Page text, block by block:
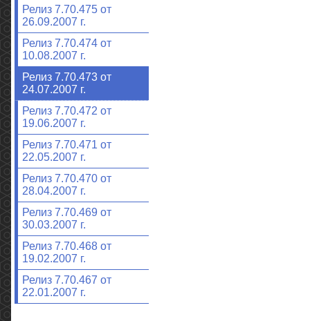
Релиз 7.70.475 от
26.09.2007 г.
Релиз 7.70.474 от
10.08.2007 г.
Релиз 7.70.473 от
24.07.2007 г.
Релиз 7.70.472 от
19.06.2007 г.
Релиз 7.70.471 от
22.05.2007 г.
Релиз 7.70.470 от
28.04.2007 г.
Релиз 7.70.469 от
30.03.2007 г.
Релиз 7.70.468 от
19.02.2007 г.
Релиз 7.70.467 от
22.01.2007 г.